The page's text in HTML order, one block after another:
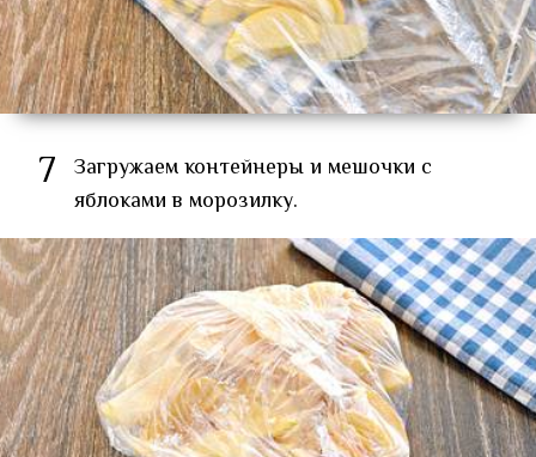
7 Загружаем контейнеры и мешочки с
яблоками в морозилку.